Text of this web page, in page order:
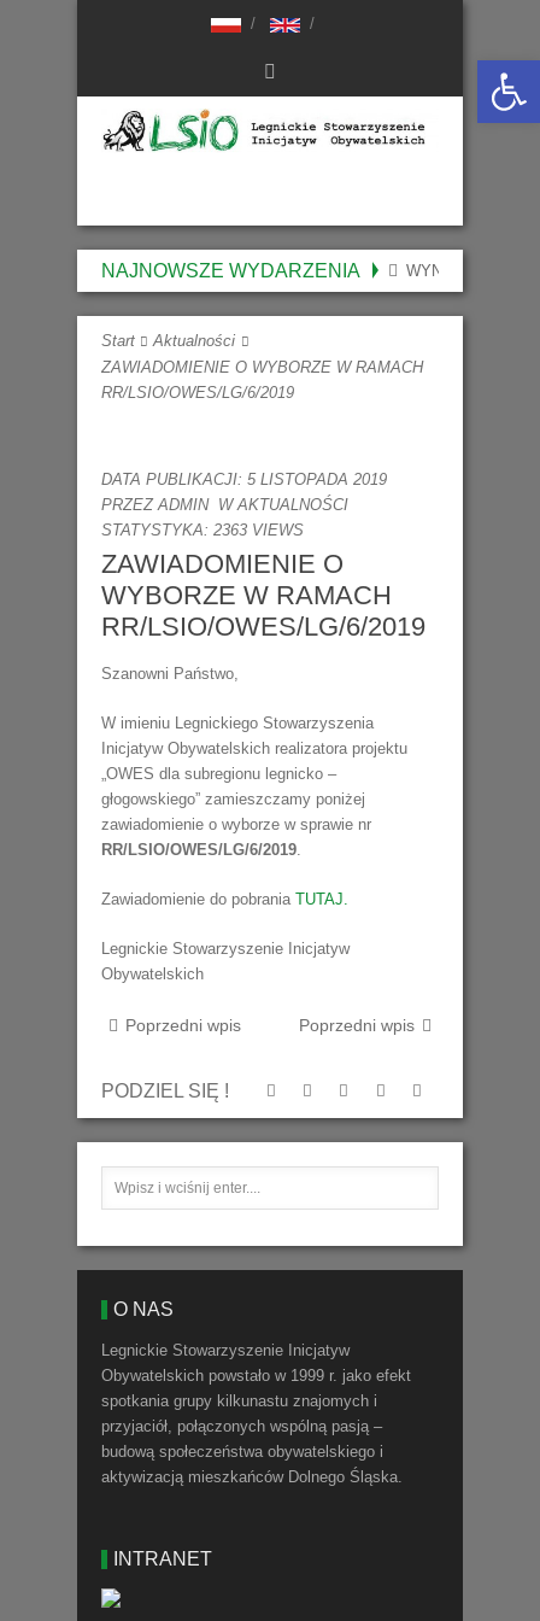
NAJNOWSZE WYDARZENIA WYNIKI NABORU
Start
Aktualności
ZAWIADOMIENIE O WYBORZE W RAMACH
RR/LSIO/OWES/LG/6/2019
DATA PUBLIKACJI: 5 LISTOPADA 2019
PRZEZ ADMIN W AKTUALNOŚCI
STATYSTYKA: 2363 VIEWS
ZAWIADOMIENIE O
WYBORZE W RAMACH
RR/LSIO/OWES/LG/6/2019
Szanowni Państwo,
W imieniu Legnickiego Stowarzyszenia
Inicjatyw Obywatelskich realizatora projektu
„OWES dla subregionu legnicko –
głogowskiego” zamieszczamy poniżej
zawiadomienie o wyborze w sprawie nr
RR/LSIO/OWES/LG/6/2019
Zawiadomienie do pobrania TUTAJ.
Legnickie Stowarzyszenie Inicjatyw
Obywatelskich
Poprzedni wpis Poprzedni wpis
PODZIEL SIĘ !
O NAS
Legnickie Stowarzyszenie Inicjatyw
Obywatelskich powstało w 1999 r. jako efekt
spotkania grupy kilkunastu znajomych i
przyjaciół, połączonych wspólną pasją –
budową społeczeństwa obywatelskiego i
aktywizacją mieszkańców Dolnego Śląska.
INTRANET